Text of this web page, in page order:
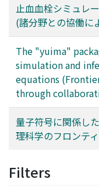
止血血栓シミュレ
(諸分野との協働に
The "yuima"
simulation and
equations
through
量子符号に関係し
理科学のフロンテ
Filters